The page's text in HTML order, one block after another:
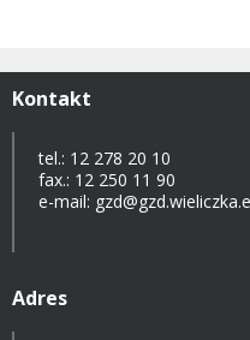
Kontakt
tel.: 12 278 20 10
fax.: 12 250 11 90
e-mail:
Adres